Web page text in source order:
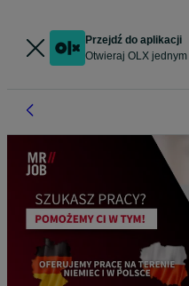
Przejdź do aplikacji
Otwieraj OLX